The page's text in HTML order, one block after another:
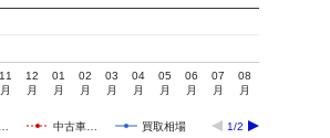
中古車… 買取相場 1/2
11
月
12
月
01
月
02
月
03
月
04
月
05
月
06
月
07
月
08
月